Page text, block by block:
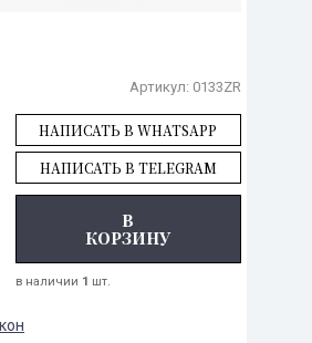
Артикул: 0133ZR
НАПИСАТЬ В WHATSAPP
НАПИСАТЬ В TELEGRAM
В
КОРЗИНУ
в наличии 1 шт.